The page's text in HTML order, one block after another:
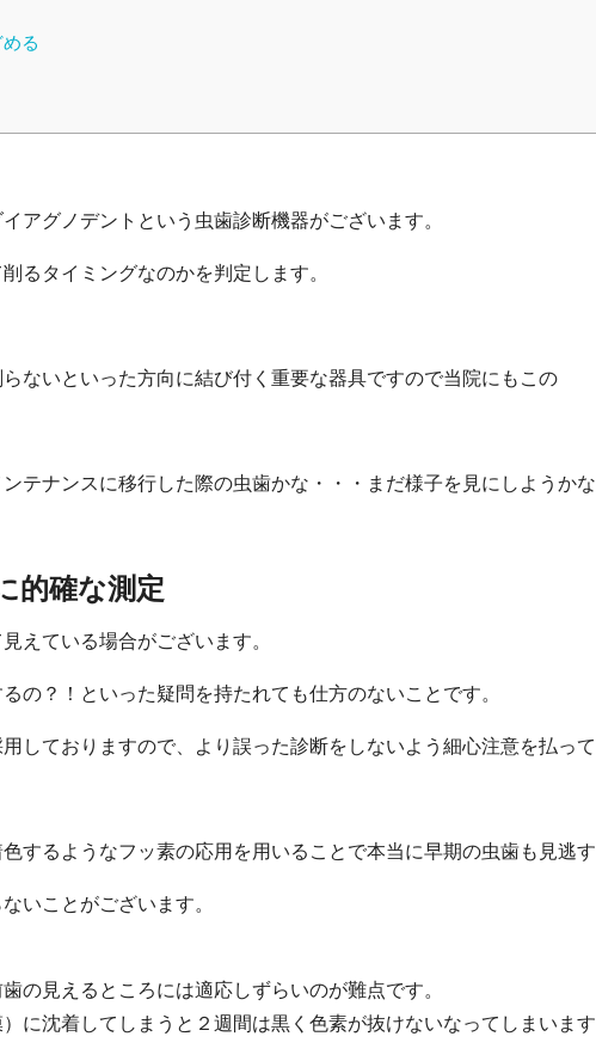
る
グノデントという虫歯診断機器がございます。
るタイミングなのかを判定します。
ないといった方向に結び付く重要な器具ですので当院にもこの
テナンスに移行した際の虫歯かな・・・まだ様子を見にしようか
的確な測定
えている場合がございます。
の？！といった疑問を持たれても仕方のないことです。
しておりますので、より誤った診断をしないよう細心注意を払って
するようなフッ素の応用を用いることで本当に早期の虫歯も見逃
いことがございます。
の見えるところには適応しずらいのが難点です。
に沈着してしまうと２週間は黒く色素が抜けないなってしまいま